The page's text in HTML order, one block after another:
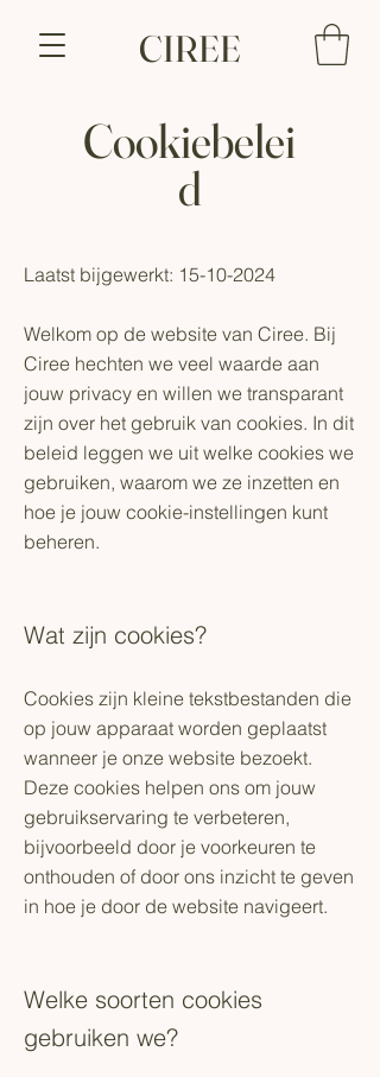
CIREE
Cookiebelei
d
Laatst bijgewerkt: 15-10-2024
Welkom op de website van Ciree. Bij
Ciree hechten we veel waarde aan
jouw privacy en willen we transparant
zijn over het gebruik van cookies. In dit
beleid leggen we uit welke cookies we
gebruiken, waarom we ze inzetten en
hoe je jouw cookie-instellingen kunt
beheren.
Wat zijn cookies?
Cookies zijn kleine tekstbestanden die
op jouw apparaat worden geplaatst
wanneer je onze website bezoekt.
Deze cookies helpen ons om jouw
gebruikservaring te verbeteren,
bijvoorbeeld door je voorkeuren te
onthouden of door ons inzicht te geven
in hoe je door de website navigeert.
Welke soorten cookies
gebruiken we?